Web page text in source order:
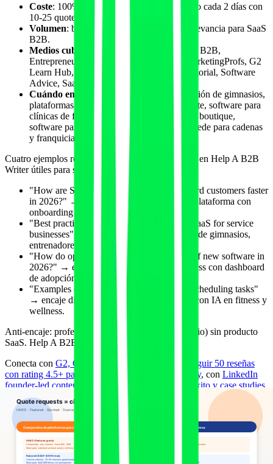
Coste: 100% gratuito. Modelo email diario o cada 2 días con
10-25 quote requests B2B muy filtrados.
Volumen: bajo (10-25/día) pero altísima relevancia para SaaS
B2B.
Medios cubiertos
: Built In, Forbes Council B2B,
Entrepreneur, Inc., Fast Company B2B, MarketingProfs, G2
Learn Hub, Capterra Editorial, GetApp Editorial, Software
Advice, SaaStr.
Cuándo encaja
: software fitness B2B (gestión de gimnasios,
plataformas para entrenadores con app cliente, software para
clínicas de fisioterapia, software de estudios boutique,
software para nutricionistas, software multisede para cadenas
y franquicias).
Cuatro ejemplos reales de quote requests recientes en Help A B2B
Writer útiles para software fitness:
"How are SaaS founders using AI to onboard customers faster
in 2026?" → encaje directo para cualquier plataforma con
onboarding asistido.
"Best practices to reduce churn in vertical SaaS for service
businesses" → encaje directo para software de gimnasios,
entrenadores, fisios.
"How do operations leaders measure ROI of new software in
2026?" → encaje directo para software fitness con dashboard
de adopción.
"Examples of AI agents replacing manual scheduling tasks"
→ encaje directo para reservas inteligentes con IA en fitness y
wellness.
Anti-encaje: profesional autónomo (entrenador, fisio) sin producto
SaaS. Help A B2B Writer no encaja.
Conecta con G2, Capterra y GetApp: cómo conseguir 50 reseñas
con rating 4.5+ para citas en ChatGPT y Perplexity, con LinkedIn
founder-led content para citas IA
casos de éxito y case studies
como citas IA
Anatomía de un pitch que se publica con
tasa 8-12% en lugar del 1-2% genérico